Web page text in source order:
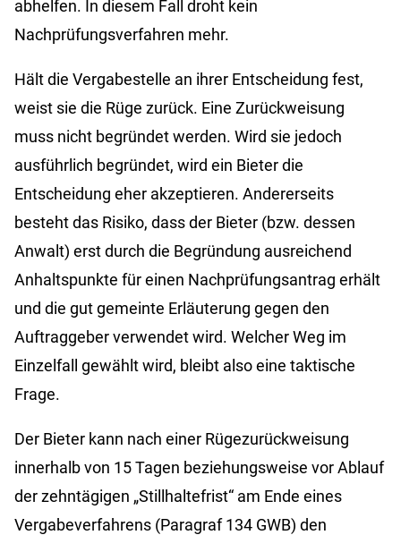
abhelfen. In diesem Fall droht kein
Nachprüfungsverfahren mehr.
Hält die Vergabestelle an ihrer Entscheidung fest,
weist sie die Rüge zurück. Eine Zurückweisung
muss nicht begründet werden. Wird sie jedoch
ausführlich begründet, wird ein Bieter die
Entscheidung eher akzeptieren. Andererseits
besteht das Risiko, dass der Bieter (bzw. dessen
Anwalt) erst durch die Begründung ausreichend
Anhaltspunkte für einen Nachprüfungsantrag erhält
und die gut gemeinte Erläuterung gegen den
Auftraggeber verwendet wird. Welcher Weg im
Einzelfall gewählt wird, bleibt also eine taktische
Frage.
Der Bieter kann nach einer Rügezurückweisung
innerhalb von 15 Tagen beziehungsweise vor Ablauf
der zehntägigen „Stillhaltefrist“ am Ende eines
Vergabeverfahrens (Paragraf 134 GWB) den